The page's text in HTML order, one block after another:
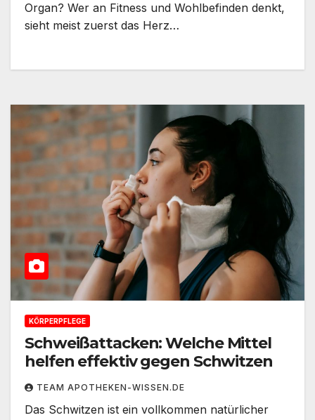
Organ? Wer an Fitness und Wohlbefinden denkt,
sieht meist zuerst das Herz…
KÖRPERPFLEGE
Schweißattacken: Welche Mittel
helfen effektiv gegen Schwitzen
TEAM APOTHEKEN-WISSEN.DE
Das Schwitzen ist ein vollkommen natürlicher